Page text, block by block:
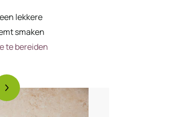
zomer
barbecue
slow cooker
lekkere
smaken
te bereiden